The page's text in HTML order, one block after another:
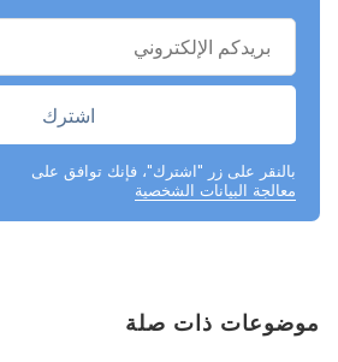
بالنقر على زر "اشترك"، فإنك توافق على
معالجة البيانات الشخصية
موضوعات ذات صلة